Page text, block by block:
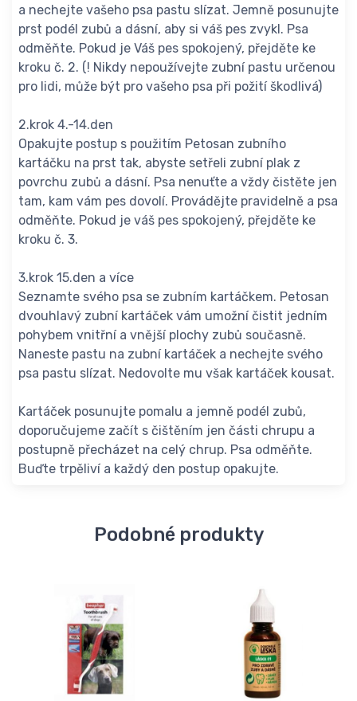
a nechejte vašeho psa pastu slízat. Jemně posunujte
prst podél zubů a dásní, aby si váš pes zvykl. Psa
odměňte. Pokud je Váš pes spokojený, přejděte ke
kroku č. 2. (! Nikdy nepoužívejte zubní pastu určenou
pro lidi, může být pro vašeho psa při požití škodlivá)
2.krok 4.-14.den
Opakujte postup s použitím Petosan zubního
kartáčku na prst tak, abyste setřeli zubní plak z
povrchu zubů a dásní. Psa nenuťte a vždy čistěte jen
tam, kam vám pes dovolí. Provádějte pravidelně a psa
odměňte. Pokud je váš pes spokojený, přejděte ke
kroku č. 3.
3.krok 15.den a více
Seznamte svého psa se zubním kartáčkem. Petosan
dvouhlavý zubní kartáček vám umožní čistit jedním
pohybem vnitřní a vnější plochy zubů současně.
Naneste pastu na zubní kartáček a nechejte svého
psa pastu slízat. Nedovolte mu však kartáček kousat.
Kartáček posunujte pomalu a jemně podél zubů,
doporučujeme začít s čištěním jen části chrupu a
postupně přecházet na celý chrup. Psa odměňte.
Buďte trpěliví a každý den postup opakujte.
Podobné produkty